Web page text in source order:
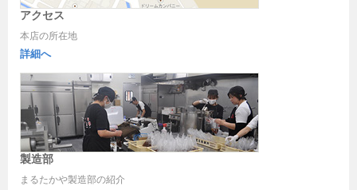
アクセス
本店の所在地
詳細へ
製造部
まるたかや製造部の紹介